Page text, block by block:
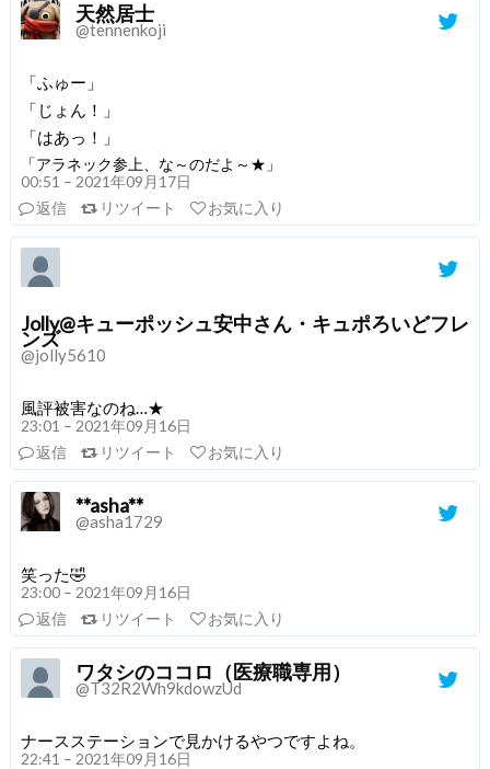
天然居士
@tennenkoji
「ふゅー」
「じょん！」
「はあっ！」
「アラネック参上、な～のだよ～★」
00:51 – 2021年09月17日
返信
リツイート お気に入り
Jolly@キューポッシュ安中さん・キュポろいどフレ
ンズ
@jolly5610
風評被害なのね…★
23:01 – 2021年09月16日
返信
リツイート お気に入り
**asha**
@asha1729
笑った🤣
23:00 – 2021年09月16日
返信
リツイート お気に入り
ワタシのココロ（医療職専用）
@T32R2Wh9kdowzUd
ナースステーションで見かけるやつですよね。
22:41 – 2021年09月16日